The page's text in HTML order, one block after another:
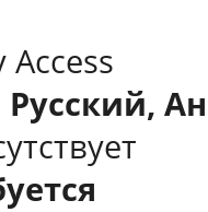
Русский,